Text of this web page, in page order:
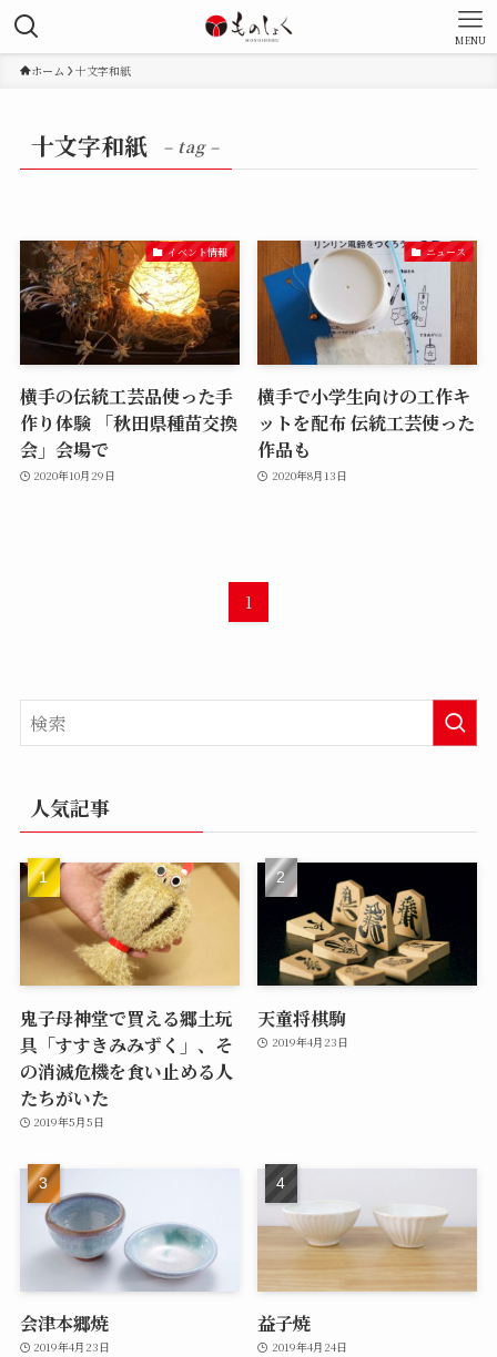
MENU
ホーム 十文字和紙
十文字和紙 – tag –
イベント情報
横手の伝統工芸品使った手
作り体験 「秋田県種苗交換
会」会場で
2020年10月29日
ニュース
横手で小学生向けの工作キ
ットを配布 伝統工芸使った
作品も
2020年8月13日
1
人気記事
鬼子母神堂で買える郷土玩
具「すすきみみずく」、そ
の消滅危機を食い止める人
たちがいた
2019年5月5日
天童将棋駒
2019年4月23日
会津本郷焼
2019年4月23日
益子焼
2019年4月24日